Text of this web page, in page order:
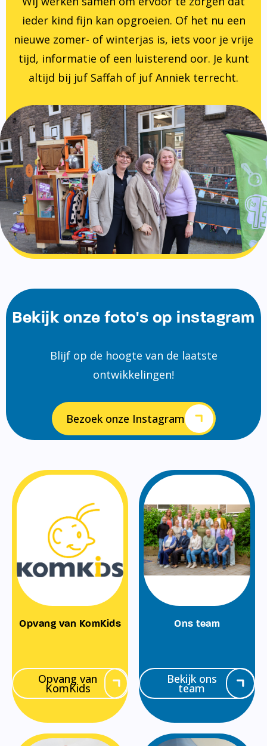
ieder kind fijn kan opgroeien. Of het nu een
nieuwe zomer- of winterjas is, iets voor je vrije
tijd, informatie of een luisterend oor. Je kunt
altijd bij juf Saffah of juf Anniek terrecht.
Bekijk onze foto's op instagram
Blijf op de hoogte van de laatste
ontwikkelingen!
Bezoek onze Instagram
Opvang van KomKids
Opvang van
KomKids
Ons team
Bekijk ons
team